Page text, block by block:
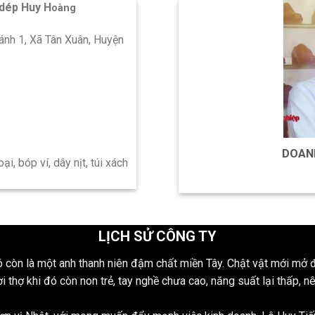
Huy Hoàng
1, Xã Tân Xuân, Huyện
bóp ví, dây nịt, túi xách
LỊCH SỬ CÔNG TY
còn là một anh thanh niên đậm chất miền Tây. Chật vật mới
thợ khi đó còn non trẻ, tay nghề chưa cao, năng suất lại thấp,